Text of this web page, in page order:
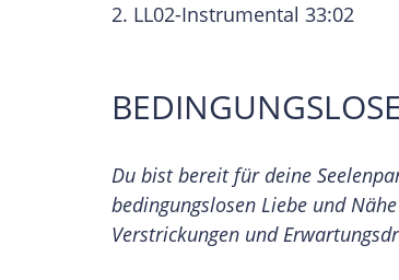
2. LL02-Instrumental 33:02
Du bist bereit für deine
bedingungslosen Liebe und
Verstrickungen und